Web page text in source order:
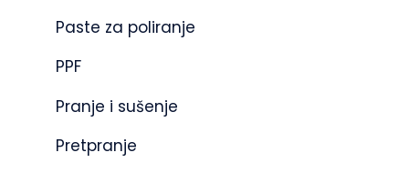
Paste za poliranje
PPF
Pranje i sušenje
Pretpranje